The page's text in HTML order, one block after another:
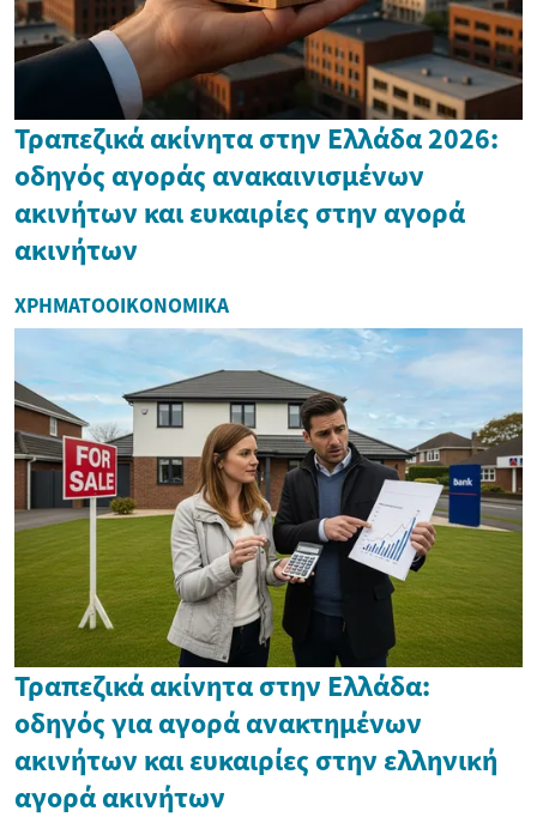
Τραπεζικά ακίνητα στην Ελλάδα 2026:
οδηγός αγοράς ανακαινισμένων
ακινήτων και ευκαιρίες στην αγορά
ακινήτων
ΧΡΗΜΑΤΟΟΙΚΟΝΟΜΙΚΆ
Τραπεζικά ακίνητα στην Ελλάδα:
οδηγός για αγορά ανακτημένων
ακινήτων και ευκαιρίες στην ελληνική
αγορά ακινήτων